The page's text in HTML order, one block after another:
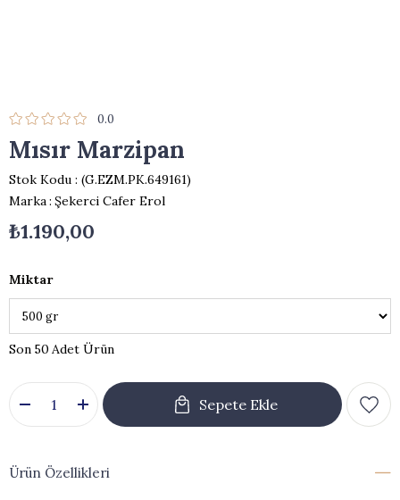
0.0
Mısır Marzipan
Stok Kodu
(G.EZM.PK.649161)
Marka: Şekerci Cafer Erol
₺1.190,00
Miktar
50
Ürün Özellikleri